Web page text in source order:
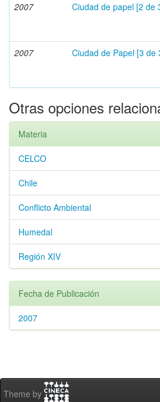
2007
Ciudad de papel [2 de
2007
Ciudad de Papel [3 de
Otras opciones
Materia
CELCO
Chile
Conflicto Ambiental
Humedal
Región XIV
Fecha de Publicación
2007
Theme by